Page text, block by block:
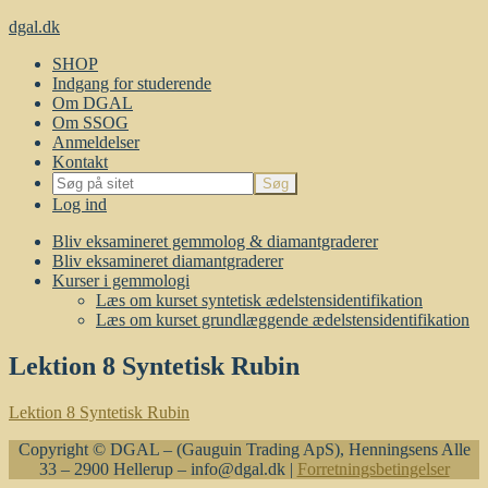
dgal.dk
SHOP
Indgang for studerende
Om DGAL
Om SSOG
Anmeldelser
Kontakt
Log ind
Bliv eksamineret gemmolog & diamantgraderer
Bliv eksamineret diamantgraderer
Kurser i gemmologi
Læs om kurset syntetisk ædelstensidentifikation
Læs om kurset grundlæggende ædelstensidentifikation
Lektion 8 Syntetisk Rubin
Lektion 8 Syntetisk Rubin
Copyright © DGAL – (Gauguin Trading ApS), Henningsens Alle
33 – 2900 Hellerup – info@dgal.dk | Forretningsbetingelser